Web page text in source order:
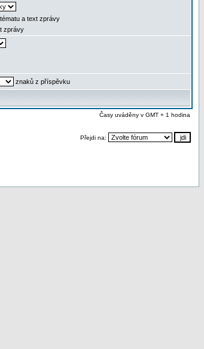
a text zprávy
zprávy
znaků z příspěvku
Časy uváděny v GMT + 1 hodina
Přejdi na: